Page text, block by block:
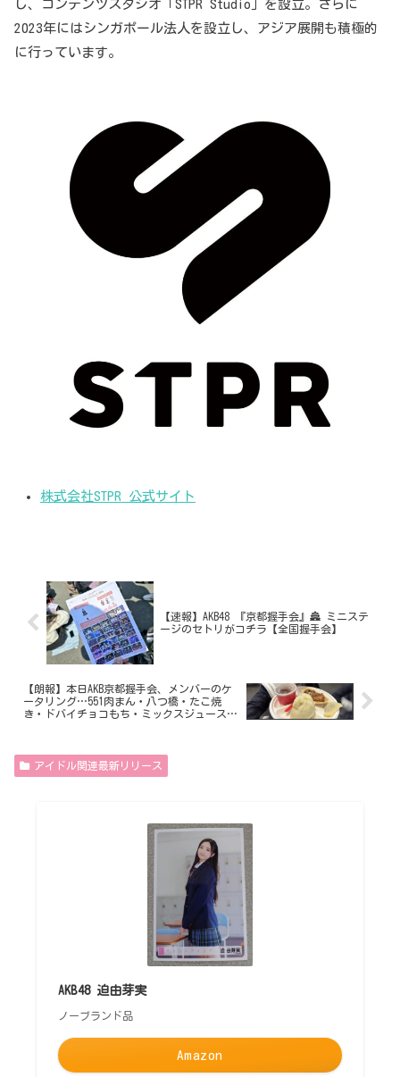
し、コンテンツスタジオ「STPR Studio」を設立。さらに
2023年にはシンガポール法人を設立し、アジア展開も積極的
に行っています。
株式会社STPR 公式サイト
【速報】AKB48 『京都握手会』🏯 ミニステ
ージのセトリがコチラ【全国握手会】
【朗報】本日AKB京都握手会、メンバーのケ
ータリング…551肉まん・八つ橋・たこ焼
き・ドバイチョコもち・ミックスジュース
アイドル関連最新リリース
AKB48 迫由芽実
ノーブランド品
Amazon